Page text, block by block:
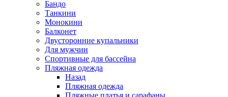
Бандо
Танкини
Монокини
Балконет
Двусторонние купальники
Для мужчин
Спортивные для бассейна
Пляжная одежда
Назад
Пляжная одежда
Пляжные платья и сарафаны